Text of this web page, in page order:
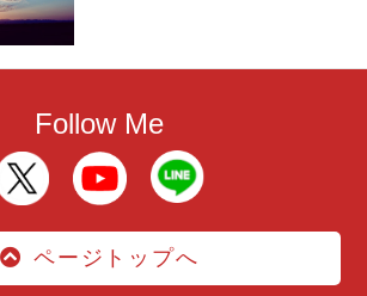
Follow Me
ページトップへ